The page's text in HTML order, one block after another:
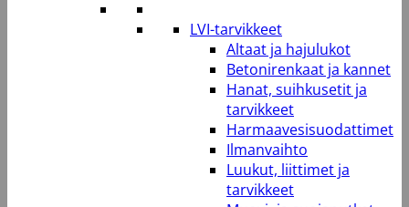
LVI-tarvikkeet
Altaat ja hajulukot
Betonirenkaat ja kannet
Hanat, suihkusetit ja
tarvikkeet
Harmaavesisuodattimet
Ilmanvaihto
Luukut, liittimet ja
tarvikkeet